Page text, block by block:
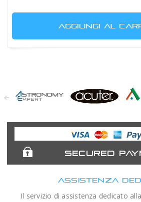
AGGIUNGI AL
Expert
SECURED
ASSISTENZA
Il servizio di assistenza dedicato